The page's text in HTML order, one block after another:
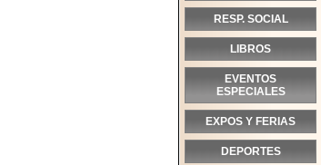
RESP. SOCIAL
LIBROS
EVENTOS
ESPECIALES
EXPOS Y FERIAS
DEPORTES